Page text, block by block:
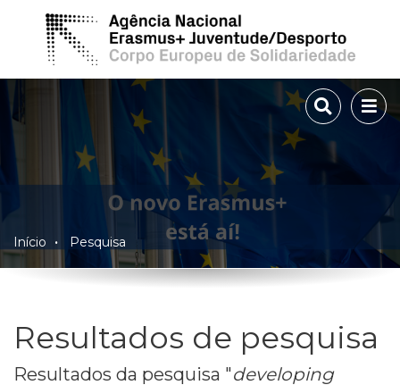
TOGGLE
Início Pesquisa
Resultados de pesquisa
Resultados da pesquisa "developing